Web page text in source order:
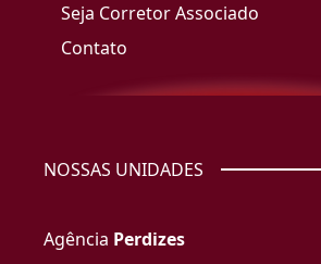
Seja Corretor Associado
Contato
NOSSAS UNIDADES
Agência Perdizes